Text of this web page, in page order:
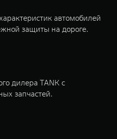
Эстетика
от 5 699
автомобилей
защиты на дороге.
дилера TANK с
запчастей.